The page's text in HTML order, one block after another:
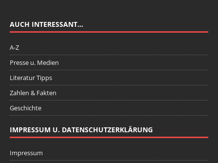
AUCH INTERESSANT…
A-Z
Presse u. Medien
Literatur Tipps
Zahlen & Fakten
Geschichte
IMPRESSUM U. DATENSCHUTZERKLÄRUNG
Impressum